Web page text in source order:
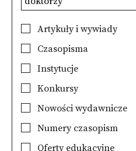
Artykuły i wywiady
Czasopisma
Instytucje
Konkursy
Nowości wydawnicze
Numery czasopism
Oferty edukacyjne